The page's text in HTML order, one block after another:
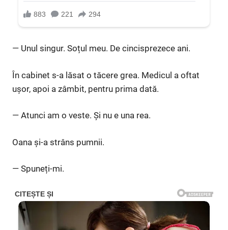
— Unul singur. Soțul meu. De cincisprezece ani.
În cabinet s-a lăsat o tăcere grea. Medicul a oftat
ușor, apoi a zâmbit, pentru prima dată.
— Atunci am o veste. Și nu e una rea.
Oana și-a strâns pumnii.
— Spuneți-mi.